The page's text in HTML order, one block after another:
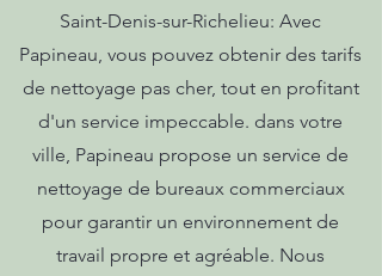
Saint-Denis-sur-Richelieu: Avec
Papineau, vous pouvez obtenir des tarifs
de nettoyage pas cher, tout en profitant
d'un service impeccable. dans votre
ville, Papineau propose un service de
nettoyage de bureaux commerciaux
pour garantir un environnement de
travail propre et agréable. Nous